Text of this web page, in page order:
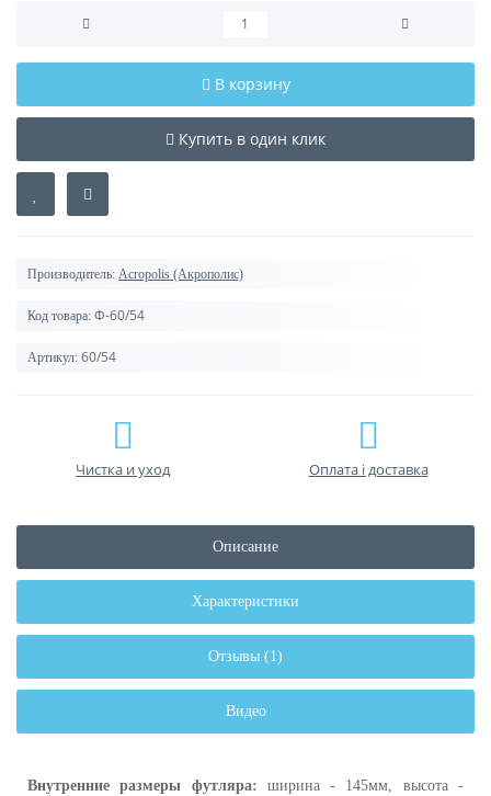
В корзину
Купить в один клик
Производитель: Acropolis (Акрополис)
Код товара: Ф-60/54
Артикул: 60/54
Чистка и уход Оплата і доставка
Описание
Характеристики
Отзывы (1)
Видео
Внутренние размеры футляра: ширина - 145мм, высота -